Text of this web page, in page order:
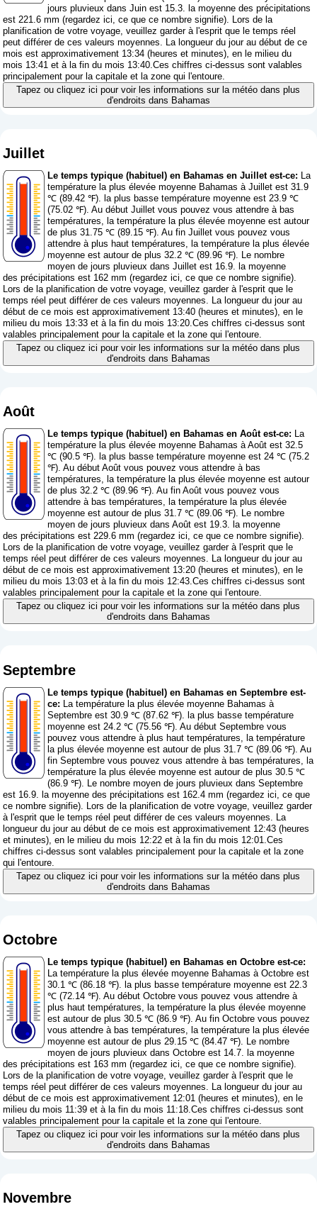
jours pluvieux dans Juin est 15.3. la moyenne des précipitations
est 221.6 mm (regardez ici, ce que ce nombre signifie). Lors de la
planification de votre voyage, veuillez garder à l'esprit que le temps réel
peut différer de ces valeurs moyennes. La longueur du jour au début de ce
mois est approximativement 13:34 (heures et minutes), en le milieu du
mois 13:41 et à la fin du mois 13:40.Ces chiffres ci-dessus sont valables
principalement pour la capitale et la zone qui l'entoure.
Tapez ou cliquez ici pour voir les informations sur la météo dans plus
d'endroits dans Bahamas
Juillet
Le temps typique (habituel) en Bahamas en Juillet est-ce: La
température la plus élevée moyenne Bahamas à Juillet est 31.9
℃ (89.42 ℉). la plus basse température moyenne est 23.9 ℃
(75.02 ℉). Au début Juillet vous pouvez vous attendre à bas
températures, la température la plus élevée moyenne est autour
de plus 31.75 ℃ (89.15 ℉). Au fin Juillet vous pouvez vous
attendre à plus haut températures, la température la plus élevée
moyenne est autour de plus 32.2 ℃ (89.96 ℉). Le nombre
moyen de jours pluvieux dans Juillet est 16.9. la moyenne
des précipitations est 162 mm (regardez ici, ce que ce nombre signifie).
Lors de la planification de votre voyage, veuillez garder à l'esprit que le
temps réel peut différer de ces valeurs moyennes. La longueur du jour au
début de ce mois est approximativement 13:40 (heures et minutes), en le
milieu du mois 13:33 et à la fin du mois 13:20.Ces chiffres ci-dessus sont
valables principalement pour la capitale et la zone qui l'entoure.
Tapez ou cliquez ici pour voir les informations sur la météo dans plus
d'endroits dans Bahamas
Août
Le temps typique (habituel) en Bahamas en Août est-ce: La
température la plus élevée moyenne Bahamas à Août est 32.5
℃ (90.5 ℉). la plus basse température moyenne est 24 ℃ (75.2
℉). Au début Août vous pouvez vous attendre à bas
températures, la température la plus élevée moyenne est autour
de plus 32.2 ℃ (89.96 ℉). Au fin Août vous pouvez vous
attendre à bas températures, la température la plus élevée
moyenne est autour de plus 31.7 ℃ (89.06 ℉). Le nombre
moyen de jours pluvieux dans Août est 19.3. la moyenne
des précipitations est 229.6 mm (regardez ici, ce que ce nombre signifie).
Lors de la planification de votre voyage, veuillez garder à l'esprit que le
temps réel peut différer de ces valeurs moyennes. La longueur du jour au
début de ce mois est approximativement 13:20 (heures et minutes), en le
milieu du mois 13:03 et à la fin du mois 12:43.Ces chiffres ci-dessus sont
valables principalement pour la capitale et la zone qui l'entoure.
Tapez ou cliquez ici pour voir les informations sur la météo dans plus
d'endroits dans Bahamas
Septembre
Le temps typique (habituel) en Bahamas en Septembre est-
ce: La température la plus élevée moyenne Bahamas à
Septembre est 30.9 ℃ (87.62 ℉). la plus basse température
moyenne est 24.2 ℃ (75.56 ℉). Au début Septembre vous
pouvez vous attendre à plus haut températures, la température
la plus élevée moyenne est autour de plus 31.7 ℃ (89.06 ℉). Au
fin Septembre vous pouvez vous attendre à bas températures, la
température la plus élevée moyenne est autour de plus 30.5 ℃
(86.9 ℉). Le nombre moyen de jours pluvieux dans Septembre
est 16.9. la moyenne des précipitations est 162.4 mm (regardez ici, ce que
ce nombre signifie). Lors de la planification de votre voyage, veuillez garder
à l'esprit que le temps réel peut différer de ces valeurs moyennes. La
longueur du jour au début de ce mois est approximativement 12:43 (heures
et minutes), en le milieu du mois 12:22 et à la fin du mois 12:01.Ces
chiffres ci-dessus sont valables principalement pour la capitale et la zone
qui l'entoure.
Tapez ou cliquez ici pour voir les informations sur la météo dans plus
d'endroits dans Bahamas
Octobre
Le temps typique (habituel) en Bahamas en Octobre est-ce:
La température la plus élevée moyenne Bahamas à Octobre est
30.1 ℃ (86.18 ℉). la plus basse température moyenne est 22.3
℃ (72.14 ℉). Au début Octobre vous pouvez vous attendre à
plus haut températures, la température la plus élevée moyenne
est autour de plus 30.5 ℃ (86.9 ℉). Au fin Octobre vous pouvez
vous attendre à bas températures, la température la plus élevée
moyenne est autour de plus 29.15 ℃ (84.47 ℉). Le nombre
moyen de jours pluvieux dans Octobre est 14.7. la moyenne
des précipitations est 163 mm (regardez ici, ce que ce nombre signifie).
Lors de la planification de votre voyage, veuillez garder à l'esprit que le
temps réel peut différer de ces valeurs moyennes. La longueur du jour au
début de ce mois est approximativement 12:01 (heures et minutes), en le
milieu du mois 11:39 et à la fin du mois 11:18.Ces chiffres ci-dessus sont
valables principalement pour la capitale et la zone qui l'entoure.
Tapez ou cliquez ici pour voir les informations sur la météo dans plus
d'endroits dans Bahamas
Novembre